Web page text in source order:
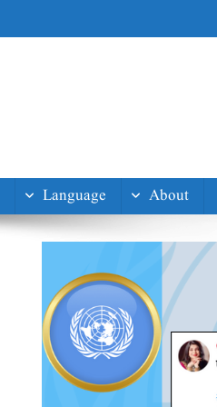
About
Language